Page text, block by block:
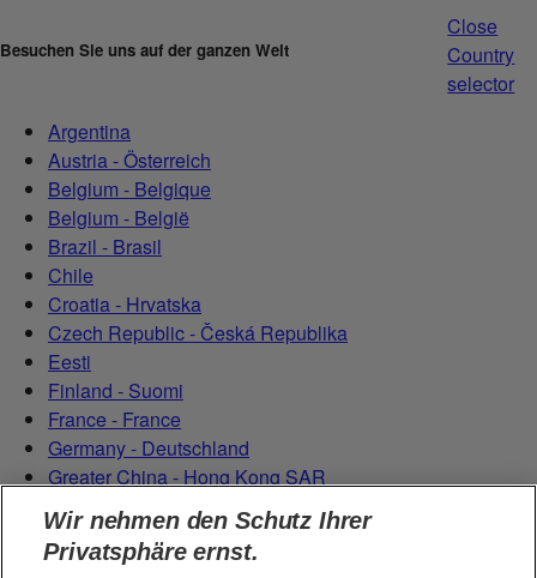
Besuchen Sie uns auf der ganzen Welt
Close
Country
selector
Argentina
Austria - Österreich
Belgium - Belgique
Belgium - België
Brazil - Brasil
Chile
Croatia - Hrvatska
Czech Republic - Česká Republika
Eesti
Finland - Suomi
France - France
Germany - Deutschland
Greater China - Hong Kong SAR
Magyarország
Italy - Italia
Latvia - Latvija
Wir nehmen den Schutz Ihrer
Privatsphäre ernst.